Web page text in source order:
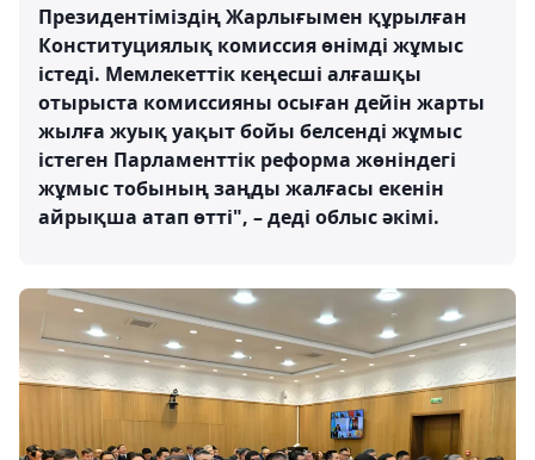
Президентіміздің Жарлығымен құрылған
Конституциялық комиссия өнімді жұмыс
істеді. Мемлекеттік кеңесші алғашқы
отырыста комиссияны осыған дейін жарты
жылға жуық уақыт бойы белсенді жұмыс
істеген Парламенттік реформа жөніндегі
жұмыс тобының заңды жалғасы екенін
айрықша атап өтті", – деді облыс әкімі.